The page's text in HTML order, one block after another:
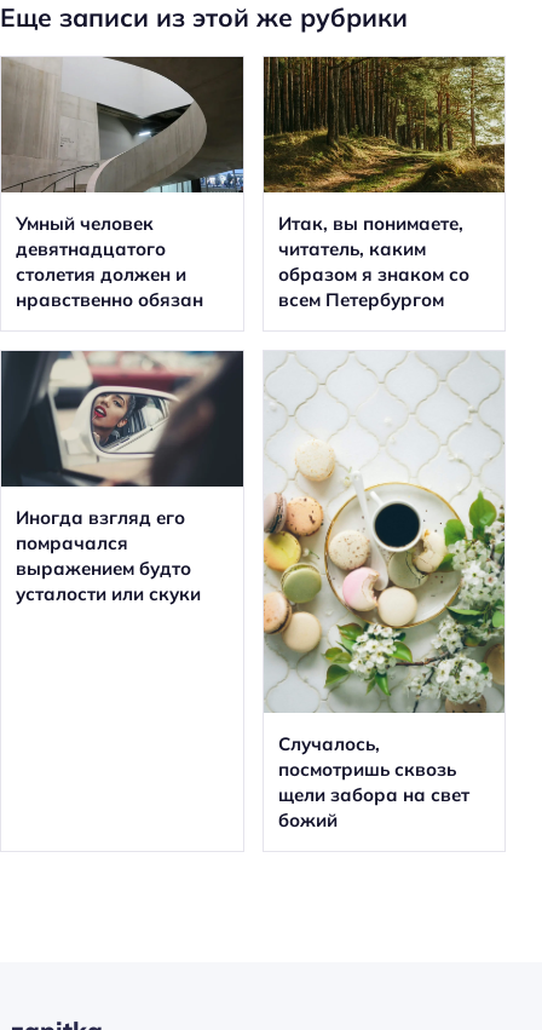
Еще записи из этой же рубрики
Умный человек
девятнадцатого
столетия должен и
нравственно обязан
Итак, вы понимаете,
читатель, каким
образом я знаком со
всем Петербургом
Иногда взгляд его
помрачался
выражением будто
усталости или скуки
Случалось,
посмотришь сквозь
щели забора на свет
божий